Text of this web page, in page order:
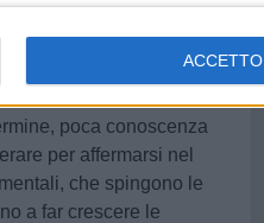
ACCETTO
delle nuove
modello organizzativo
poca conoscenza
per affermarsi nel
che spingono le
a far crescere le